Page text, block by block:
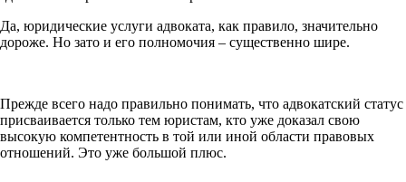
Да, юридические услуги адвоката, как правило, значительно
дороже. Но зато и его полномочия – существенно шире.
Прежде всего надо правильно понимать, что адвокатский статус
присваивается только тем юристам, кто уже доказал свою
высокую компетентность в той или иной области правовых
отношений. Это уже большой плюс.